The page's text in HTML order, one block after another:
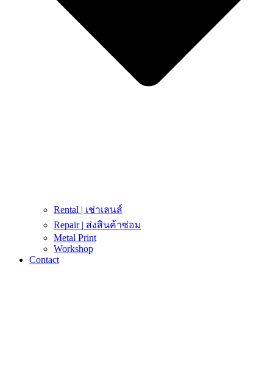
Rental | เช่าเลนส์
Repair | ส่งสินค้าซ่อม
Metal Print
Workshop
Contact